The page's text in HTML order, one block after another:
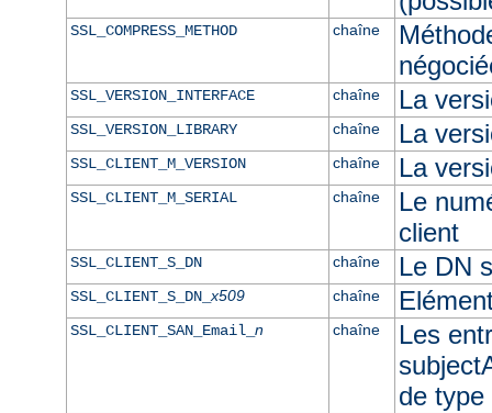
SSL_COMPRESS_METHOD chaîne
SSL_VERSION_INTERFACE chaîne La
SSL_VERSION_LIBRARY chaîne La
SSL_CLIENT_M_VERSION chaîne La
SSL_CLIENT_M_SERIAL chaîne
Le
client
SSL_CLIENT_S_DN chaîne Le DN
SSL_CLIENT_S_DN_x509 chaîne
SSL_CLIENT_SAN_Email_ n chaîne
Les
de type